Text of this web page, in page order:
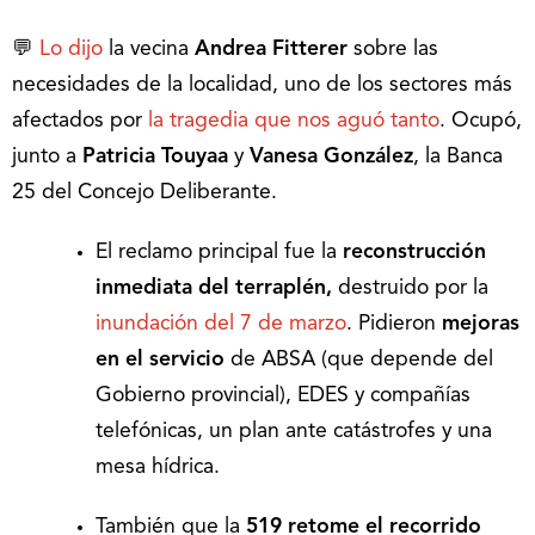
💬 Lo dijo la vecina Andrea Fitterer sobre las
necesidades de la localidad, uno de los sectores más
afectados por la tragedia que nos aguó tanto. Ocupó,
junto a Patricia Touyaa y Vanesa González, la Banca
25 del Concejo Deliberante.
El reclamo principal fue la reconstrucción
inmediata del terraplén, destruido por la
inundación del 7 de marzo. Pidieron mejoras
en el servicio de ABSA (que depende del
Gobierno provincial), EDES y compañías
telefónicas, un plan ante catástrofes y una
mesa hídrica.
También que la 519 retome el recorrido